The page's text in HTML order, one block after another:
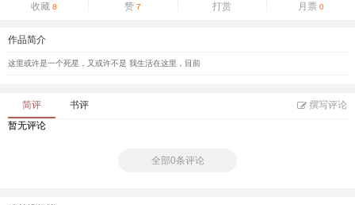
收藏 8 赞 7 打赏 月票0
作品简介
这里或许是一个死星，又或许不是 我生活在这里，目前
简评 书评
撰写评论
暂无评论
全部0条评论